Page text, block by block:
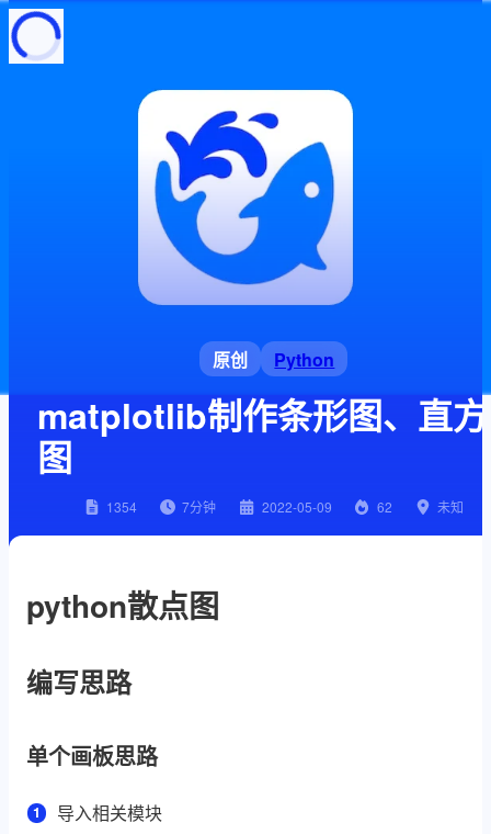
页面加载中
原创 Python
matplotlib制作条形图、直方
图
1354 7分钟 2022-05-09 62 未知
python散点图
编写思路
单个画板思路
导入相关模块